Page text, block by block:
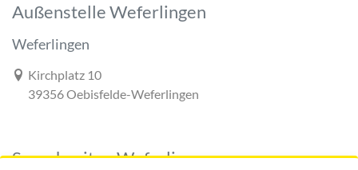
Außenstelle Weferlingen
Weferlingen
Link zur Google-Maps Navigation
Kirchplatz 10
39356 Oebisfelde-Weferlingen
Sprechzeiten Weferlingen